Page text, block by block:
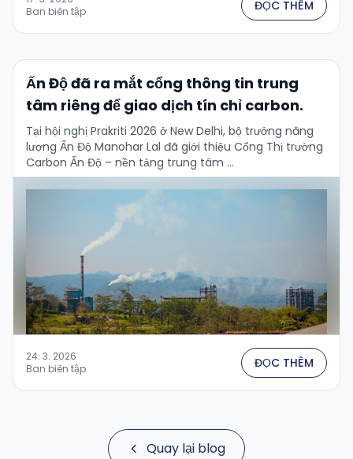
Ban biên tập
ĐỌC THÊM
Ấn Độ đã ra mắt cổng thông tin trung
tâm riêng để giao dịch tín chỉ carbon.
Tại hội nghị Prakriti 2026 ở New Delhi, bộ trưởng năng
lượng Ấn Độ Manohar Lal đã giới thiệu Cổng Thị trường
Carbon Ấn Độ – nền tảng trung tâm …
24. 3. 2026
Ban biên tập
ĐỌC THÊM
Quay lại blog